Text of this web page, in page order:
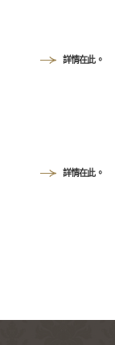
詳情在此。
詳情在此。